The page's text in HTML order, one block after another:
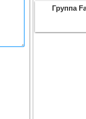
Группа